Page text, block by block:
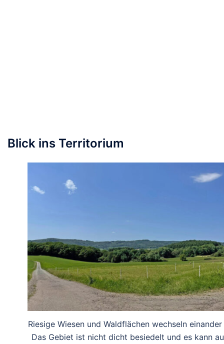
Blick ins Territorium
Riesige Wiesen und Waldflächen wechseln einander
Das Gebiet ist nicht dicht besiedelt und es kann